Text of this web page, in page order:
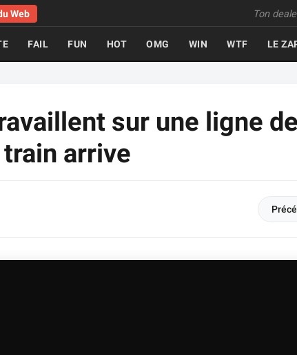
Web Ton
FAIL FUN HOT OMG WIN WTF LE
sur une ligne
arrive